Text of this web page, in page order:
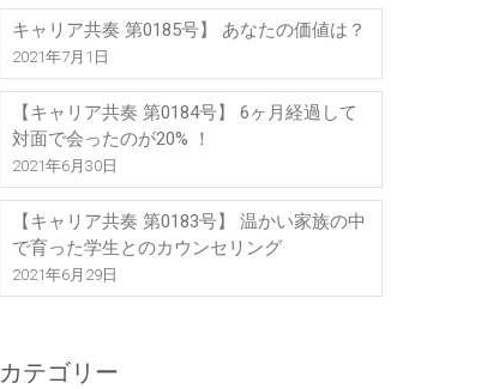
キャリア共奏 第0185号】 あなたの価値は？
2021年7月1日
【キャリア共奏 第0184号】 6ヶ月経過して
対面で会ったのが20% ！
2021年6月30日
【キャリア共奏 第0183号】 温かい家族の中
で育った学生とのカウンセリング
2021年6月29日
カテゴリー